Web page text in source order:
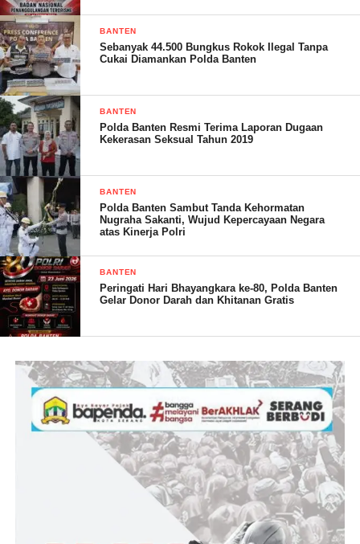
Ditambahkan Dirreskrimum Polda Sulut Kombes. Pol. Gani
Siahaan, tujuh orang tersangka yang ditahan, lima orang di
antaranya berinisial FS, GL, BL, AQ, dan LA. Mereka terlibat
dalam kejadian di TKP jalan Sudirman dengan korban dari
ormas adat.
“Dari kelima tersangka ini ada satu orang yang merupakan anak
di bawah umur,” ungkapnya.
Lebih lanjut dijelaskannya, dua orang tersangka lainnya
diamankan di TKP daerah Kelurahan Sari Kelapa dengan
korban AM dari pihak ormas keagamaan. Menurut Direktur,
untuk TKP di Sari Kelapa ini, pihaknya masih melakukan
pengembangan, di mana ditemukan fakta ada tersangka yang lari
ke Kota Manado, Tomohon dan Minahasa.
BANTEN
Sebanyak 44.500 Bungkus Rokok Ilegal Tanpa
Cukai Diamankan Polda Banten
BANTEN
Polda Banten Resmi Terima Laporan Dugaan
Kekerasan Seksual Tahun 2019
BANTEN
Polda Banten Sambut Tanda Kehormatan
Nugraha Sakanti, Wujud Kepercayaan Negara
atas Kinerja Polri
BANTEN
Peringati Hari Bhayangkara ke-80, Polda Banten
Gelar Donor Darah dan Khitanan Gratis